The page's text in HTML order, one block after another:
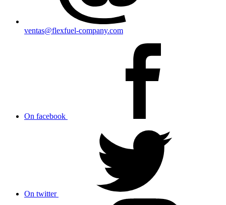
ventas@flexfuel-company.com
On facebook
On twitter